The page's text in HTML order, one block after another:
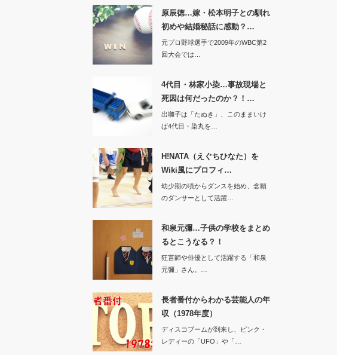
原辰徳…嫁・松本明子との馴れ
初めや結婚秘話に感動？…
元プロ野球選手で2009年のWBC第2
回大会では…
4代目・林家小染…事故現場と
死因は何だったのか？！…
出囃子は「たぬき」、このままいけ
ば4代目・染丸を…
H!NATA（えぐちひなた）を
Wiki風にプロフィ…
幼少期の頃からダンスを始め、念願
のダンサーとして活躍…
和泉元彌…子供の学校をまとめ
るとこうなる？！
狂言師や俳優として活躍する「和泉
元彌」さん。…
長者番付からわかる芸能人の年
収（1978年度）
ディスコブームが到来し、ピンク・
レディーの「UFO」や「…